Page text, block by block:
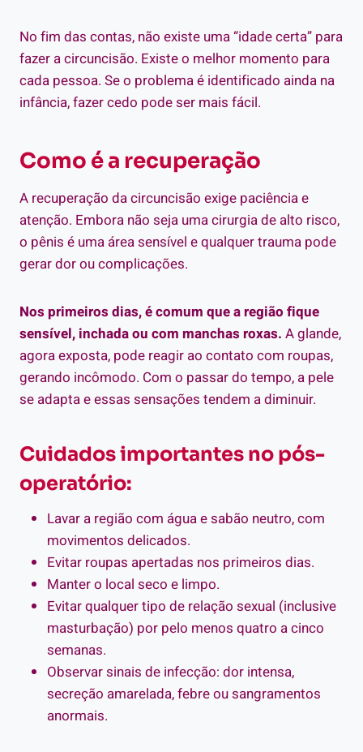
No fim das contas, não existe uma “idade certa” para
fazer a circuncisão. Existe o melhor momento para
cada pessoa. Se o problema é identificado ainda na
infância, fazer cedo pode ser mais fácil.
Como é a recuperação
A recuperação da circuncisão exige paciência e
atenção. Embora não seja uma cirurgia de alto risco,
o pênis é uma área sensível e qualquer trauma pode
gerar dor ou complicações.
Nos primeiros dias, é comum que a região fique
sensível, inchada ou com manchas roxas. A glande,
agora exposta, pode reagir ao contato com roupas,
gerando incômodo. Com o passar do tempo, a pele
se adapta e essas sensações tendem a diminuir.
Cuidados importantes no pós-
operatório:
Lavar a região com água e sabão neutro, com
movimentos delicados.
Evitar roupas apertadas nos primeiros dias.
Manter o local seco e limpo.
Evitar qualquer tipo de relação sexual (inclusive
masturbação) por pelo menos quatro a cinco
semanas.
Observar sinais de infecção: dor intensa,
secreção amarelada, febre ou sangramentos
anormais.